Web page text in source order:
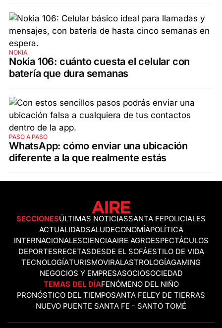
NOKIA
Nokia 106: cuánto cuesta el celular con
batería que dura semanas
PASO A PASO
WhatsApp: cómo enviar una ubicación
diferente a la que realmente estás
SECCIONESÚLTIMAS NOTICIASSANTA FEPOLICIALES
ACTUALIDADSALUDECONOMÍAPOLÍTICA
INTERNACIONALESCIENCIAAIRE AGROESPECTÁCULOS
DEPORTESRECETASDESDE EL SOFÁESTILO DE VIDA
TECNOLOGÍATURISMOVIRALASTROLOGÍAGAMING
NEGOCIOS Y EMPRESASOCIOSOCIEDAD
TEMAS DEL DÍAFENÓMENO DEL NIÑO
PRONÓSTICO DEL TIEMPOSANTA FELEY DE TIERRAS
NUEVO PUENTE SANTA FE - SANTO TOMÉ